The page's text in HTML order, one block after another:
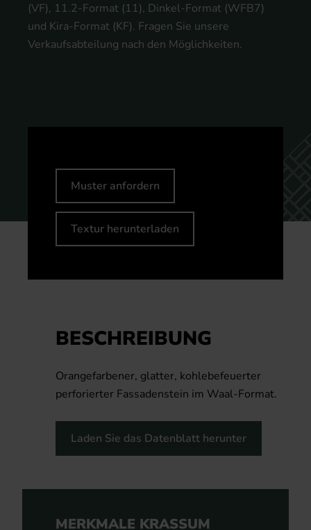
(VF), 11.2-Format (11), Dinkel-Format (WFB7)
und Kira-Format (KF). Fragen Sie unsere
Verkaufsabteilung nach den Möglichkeiten.
Muster anfordern
Textur herunterladen
BESCHREIBUNG
Orangefarbener, glatter, kohlebefeuerter
perforierter Fassadenstein im Waal-Format.
Laden Sie das Datenblatt herunter
MERKMALE KRASSUM